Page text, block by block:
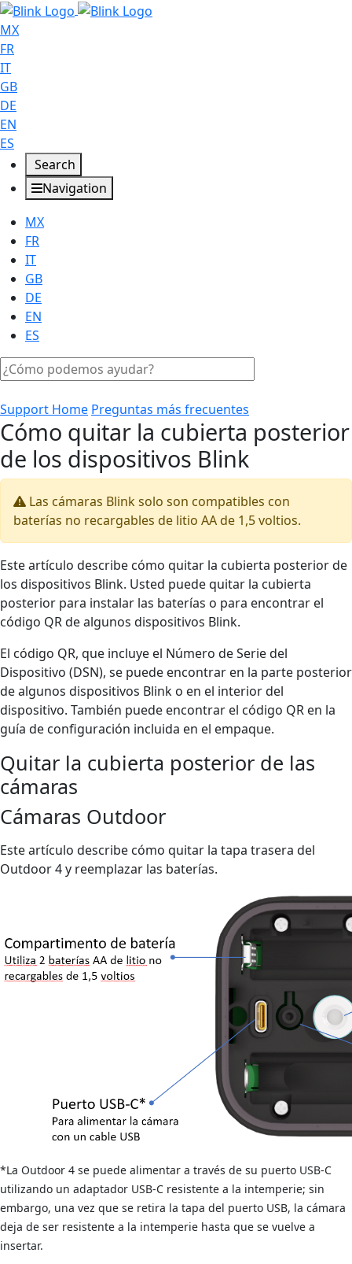
MX
FR
IT
GB
DE
EN
ES
Search
Navigation
MX
FR
IT
GB
DE
EN
ES
Support Home Preguntas más frecuentes
Cómo quitar la cubierta posterior
de los dispositivos Blink
Las cámaras Blink solo son compatibles con
baterías no recargables de litio AA de 1,5 voltios.
Este artículo describe cómo quitar la cubierta posterior de
los dispositivos Blink. Usted puede quitar la cubierta
posterior para instalar las baterías o para encontrar el
código QR de algunos dispositivos Blink.
El código QR, que incluye el Número de Serie del
Dispositivo (DSN), se puede encontrar en la parte posterior
de algunos dispositivos Blink o en el interior del
dispositivo. También puede encontrar el código QR en la
guía de configuración incluida en el empaque.
Quitar la cubierta posterior de las
cámaras
Cámaras Outdoor
Este artículo describe cómo quitar la tapa trasera del
Outdoor 4 y reemplazar las baterías.
*La Outdoor 4 se puede alimentar a través de su puerto USB-C
utilizando un adaptador USB-C resistente a la intemperie; sin
embargo, una vez que se retira la tapa del puerto USB, la cámara
deja de ser resistente a la intemperie hasta que se vuelve a
insertar.